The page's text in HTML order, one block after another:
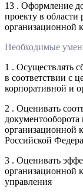
13 . Оформление
проекту в области
организационной
Необходимые
1 . Осуществлять
в соответствии с
корпоративной и
2 . Оценивать
организационной
Российской
3 . Оценивать
организационной
управления